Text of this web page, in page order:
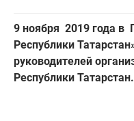
9 ноября 2019 года в
Республики
руководителей
Республики Татарстан.